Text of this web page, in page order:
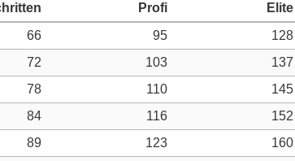
66 95
128
72 103
137
78 110
145
84 116
152
89 123
160